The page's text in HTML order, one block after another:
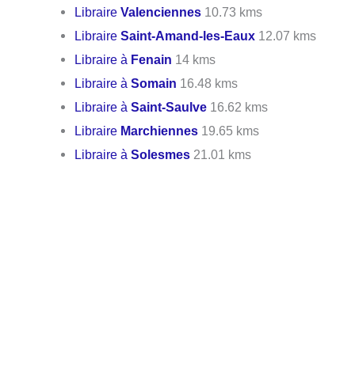
LibraireValenciennes 10.73 kms
LibraireSaint-Amand-les-Eaux 12.07 kms
Libraire à Fenain 14 kms
Libraire àSomain 16.48 kms
Libraire àSaint-Saulve 16.62 kms
Libraire Marchiennes 19.65 kms
Libraire àSolesmes 21.01 kms